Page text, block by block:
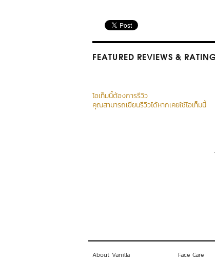
FEATURED REVIEWS &
ไอเท็มนี้ต้องการรีวิว
คุณสามารถเขียนรีวิวได้หากเคยใช้ไอเท็มนี้
About Vanilla Face Care